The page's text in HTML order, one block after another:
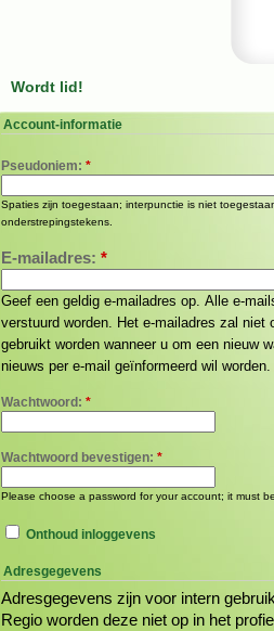
Wordt lid!
Account-informatie
Pseudoniem: *
Spaties zijn toegestaan; interpunctie is niet
onderstrepingstekens.
E-mailadres: *
Geef een geldig e-mailadres op. Alle e-
verstuurd worden. Het e-mailadres zal niet
gebruikt worden wanneer u om een nieuw
nieuws per e-mail geïnformeerd wil worden.
Wachtwoord: *
Wachtwoord bevestigen: *
Please choose a password for your account; it must
Onthoud inloggevens
Adresgegevens
Adresgegevens zijn voor intern
Regio worden deze niet op in het